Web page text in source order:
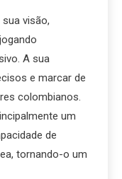
visão,
A sua
e marcar de
colombianos.
um
de
tornando-o um